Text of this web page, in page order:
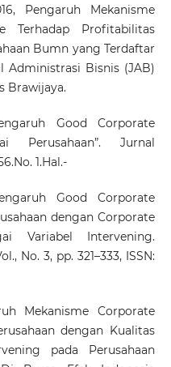
Pengaruh Mekanisme
Terhadap Profitabilitas
Bumn yang Terdaftar
Administrasi Bisnis (JAB)
Brawijaya.
Good Corporate
Perusahaan”. Jurnal
1.Hal.-
Good Corporate
dengan Corporate
Variabel Intervening.
No. 3, pp. 321–333, ISSN:
Mekanisme Corporate
dengan Kualitas
pada Perusahaan